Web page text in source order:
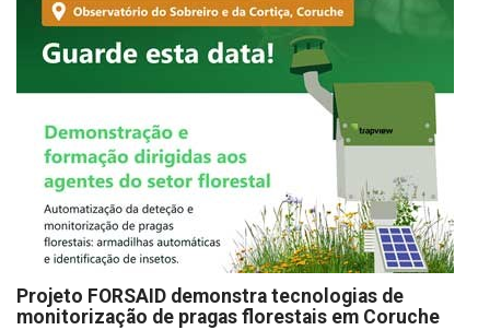
Projeto FORSAID demonstra tecnologias de
monitorização de pragas florestais em Coruche